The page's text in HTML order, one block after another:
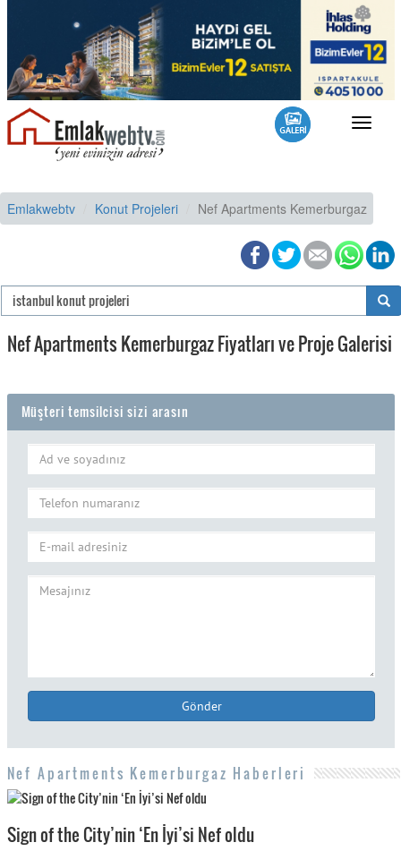
Toggle
Emlakwebtv Konut Projeleri Nef Apartments Kemerburgaz
Nef Apartments Kemerburgaz Fiyatları ve Proje Galerisi
Müşteri temsilcisi sizi arasın
Gönder
Nef Apartments Kemerburgaz Haberleri
Sign of the City’nin ‘En İyi’si Nef oldu